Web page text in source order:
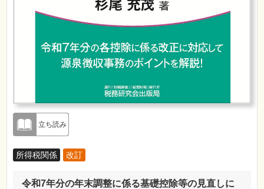
立ち読み
所得税関係 改訂
令和7年分の年末調整に係る基礎控除等の見直しに